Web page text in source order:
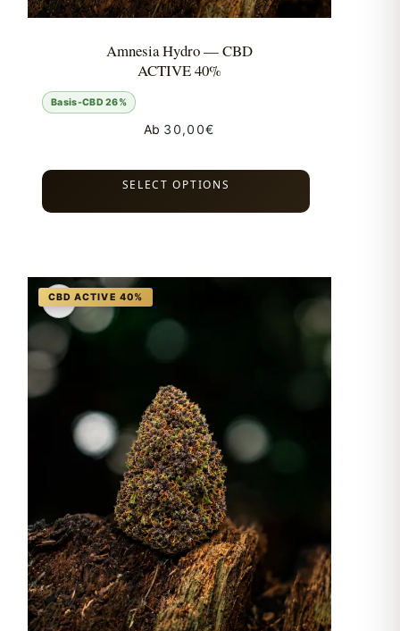
Amnesia Hydro — CBD
ACTIVE 40%
Basis-CBD 26%
Ab 30,00€
SELECT OPTIONS
♡